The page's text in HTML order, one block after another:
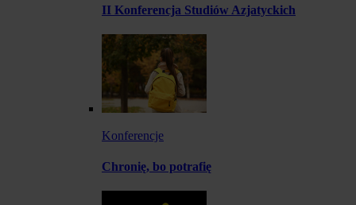
II Konferencja Studiów Azjatyckich
Konferencje
Chronię, bo potrafię